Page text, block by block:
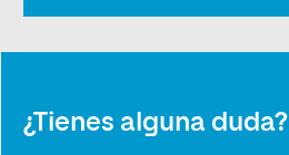
¿Tienes alguna duda?